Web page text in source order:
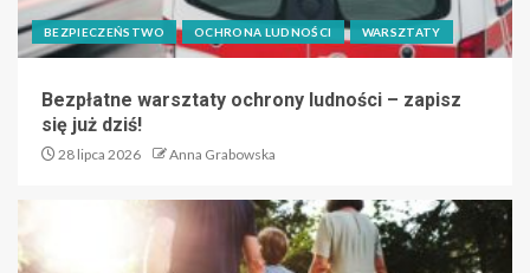
BEZPIECZEŃSTWO OCHRONA LUDNOŚCI WARSZTATY
Bezpłatne warsztaty ochrony ludności – zapisz
się już dziś!
28 lipca 2026 Anna Grabowska